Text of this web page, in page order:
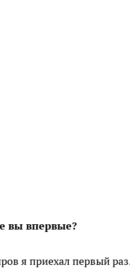
вы впервые?
я приехал первый